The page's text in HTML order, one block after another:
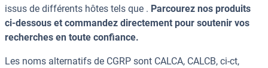
issus de différents hôtes tels que . Parcourez nos produits
ci-dessous et commandez directement pour soutenir vos
recherches en toute confiance.
Les noms alternatifs de CGRP sont CALCA, CALCB, ci-ct,